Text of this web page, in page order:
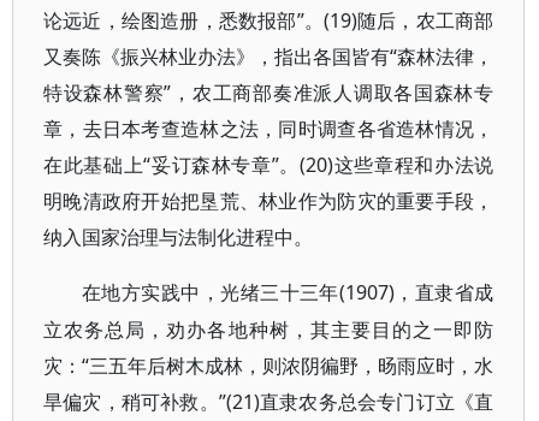
论远近，绘图造册，悉数报部”。(19)随后，农工商部
又奏陈《振兴林业办法》，指出各国皆有“森林法律，
特设森林警察”，农工商部奏准派人调取各国森林专
章，去日本考查造林之法，同时调查各省造林情况，
在此基础上“妥订森林专章”。(20)这些章程和办法说
明晚清政府开始把垦荒、林业作为防灾的重要手段，
纳入国家治理与法制化进程中。
在地方实践中，光绪三十三年(1907)，直隶省成
立农务总局，劝办各地种树，其主要目的之一即防
灾：“三五年后树木成林，则浓阴徧野，旸雨应时，水
旱偏灾，稍可补救。”(21)直隶农务总会专门订立《直